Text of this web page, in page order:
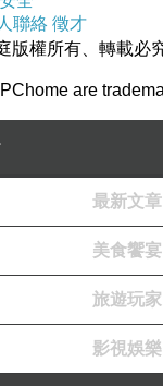
聯絡 徵才
版權所有、轉載必
are
最新文章
美食饗宴
旅遊玩家
影視娛樂